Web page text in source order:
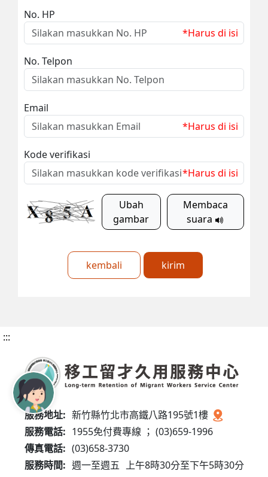
No. HP
*Harus di isi
No. Telpon
Email
*Harus di isi
Kode verifikasi
*Harus di isi
Ubah
gambar
Membaca
suara
kembali kirim
:::
服務地址: 新竹縣竹北市高鐵八路195號1樓
服務電話: 1955免付費專線 ； (03)659-1996
傳真電話: (03)658-3730
服務時間: 週一至週五 上午8時30分至下午5時30分